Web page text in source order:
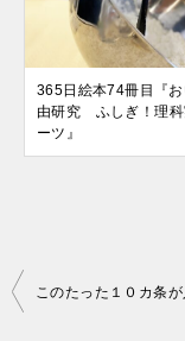
365日絵本74冊目『お
由研究 ふしぎ！理科
ーツ』
投